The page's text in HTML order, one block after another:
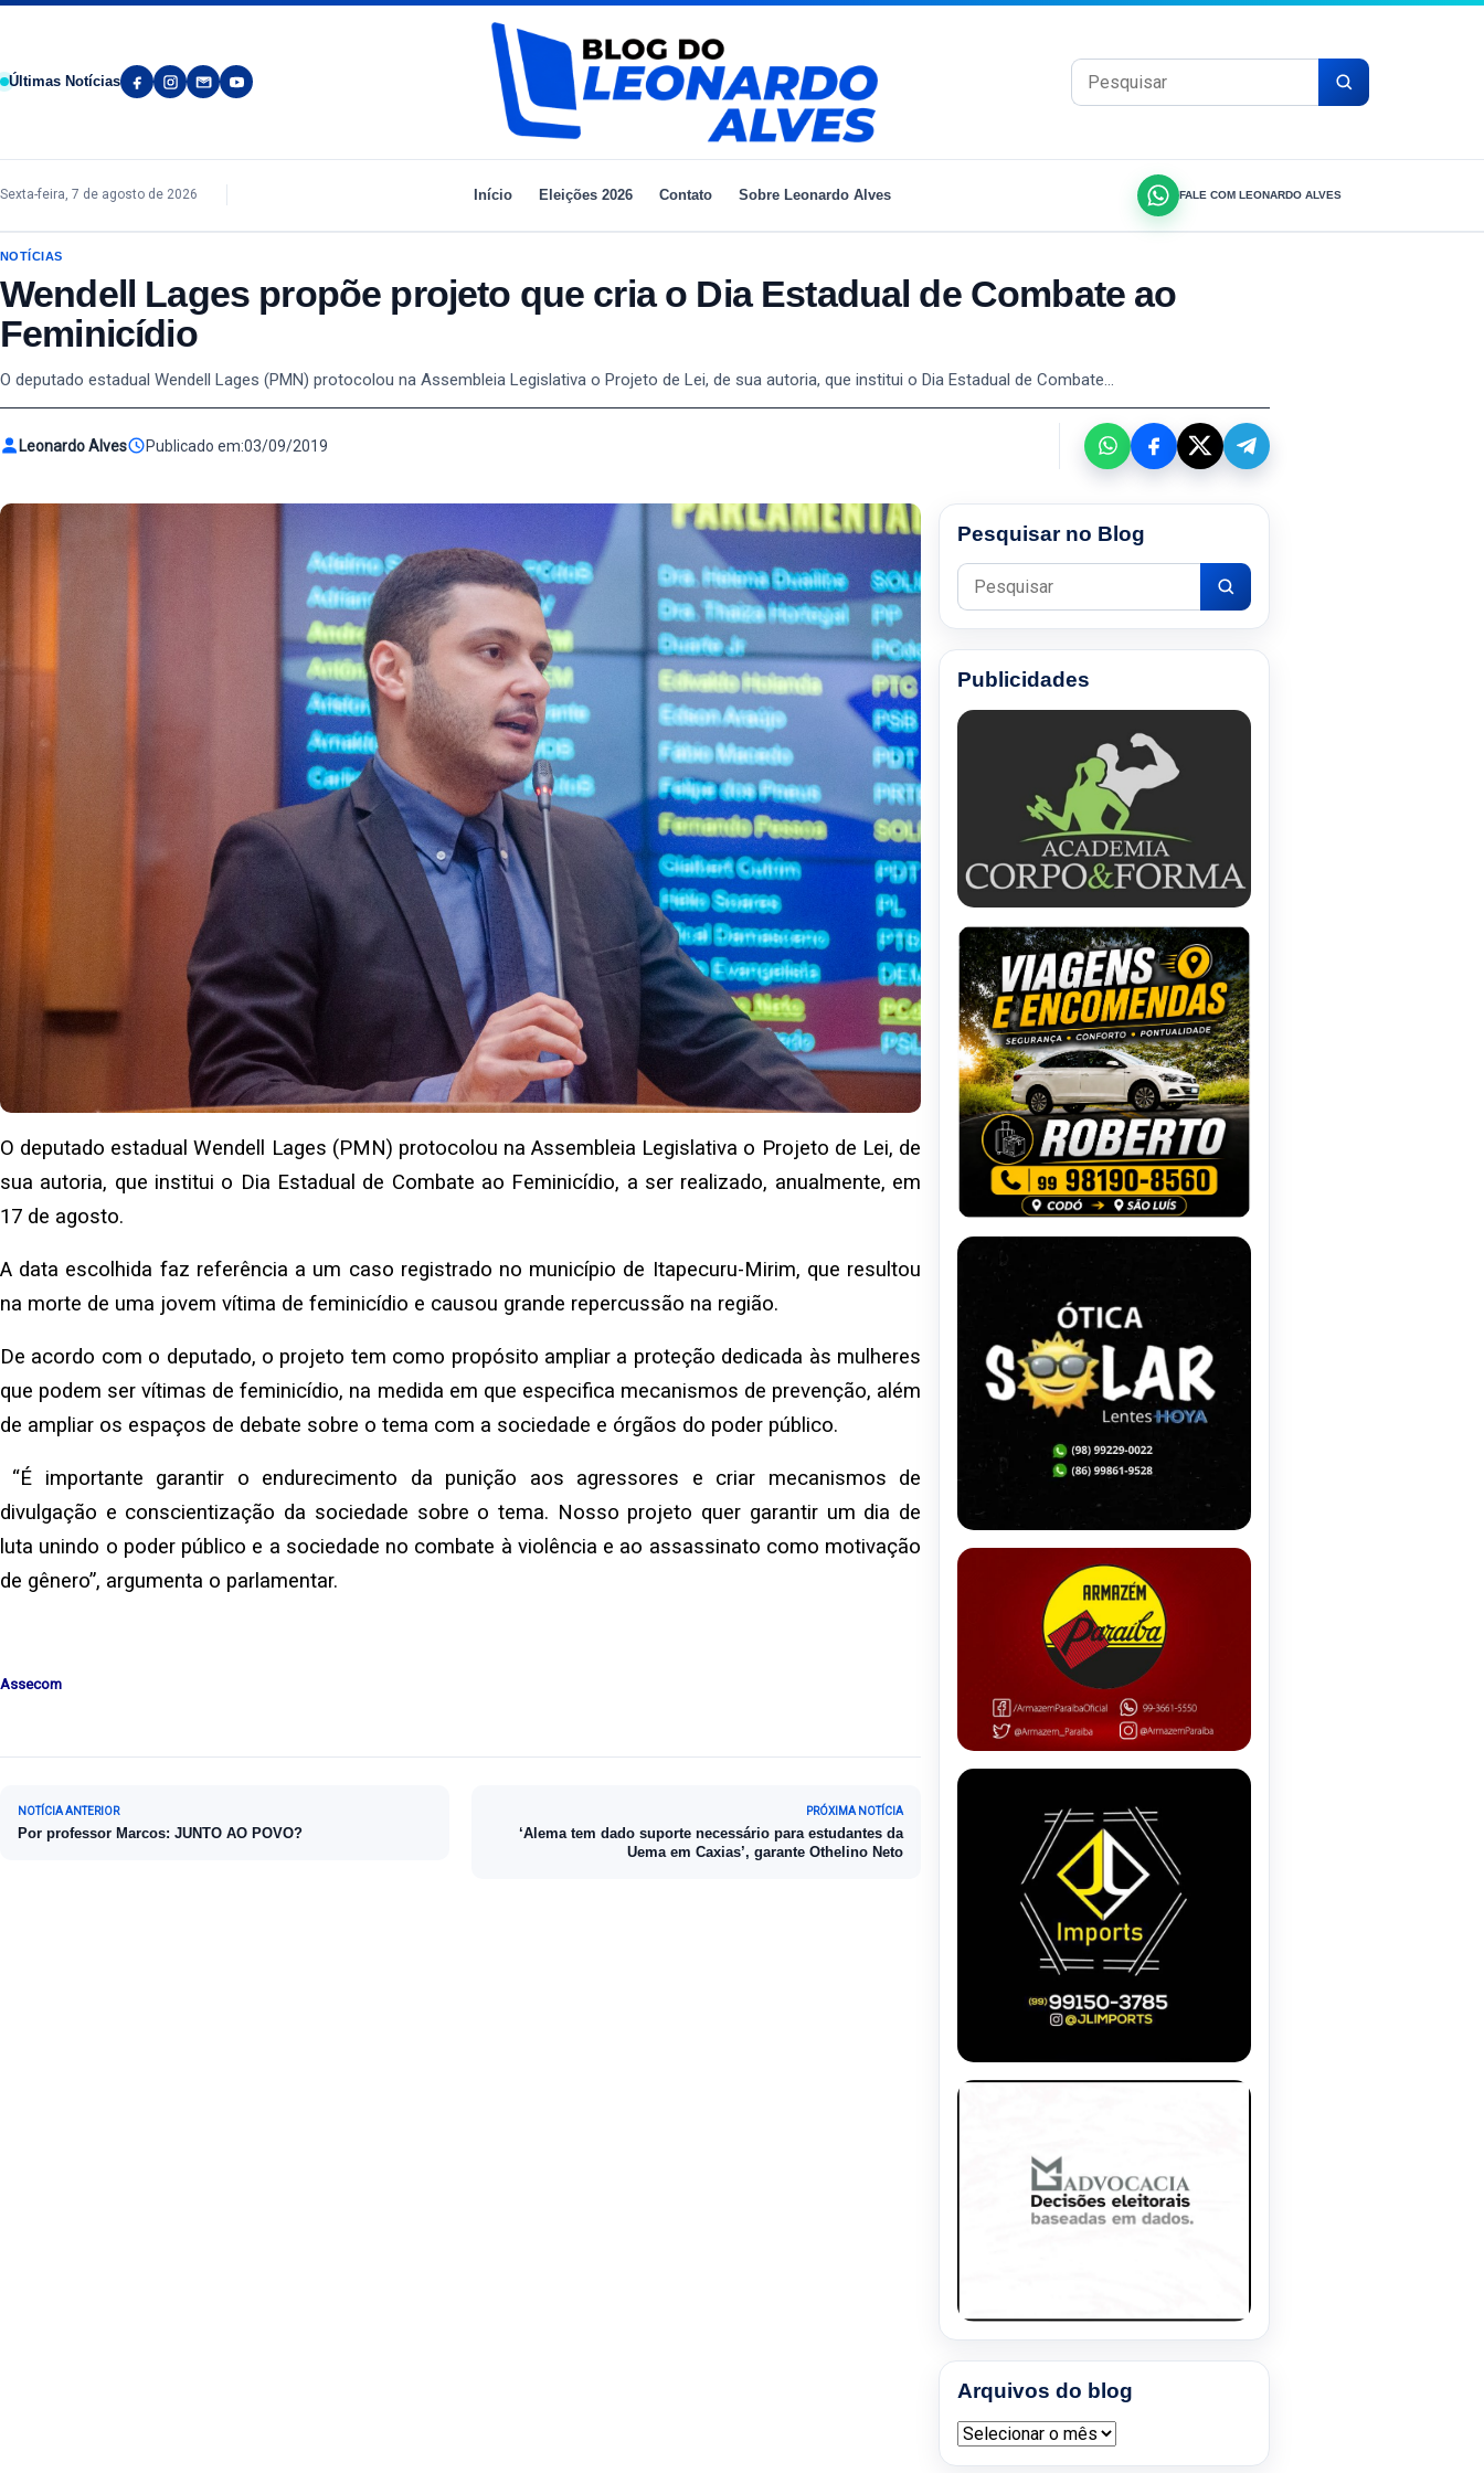
Pular para o conteúdo
Últimas Notícias Pesquisar por:
Sexta-feira, 7 de agosto de 2026 Início Eleições 2026 Contato Sobre Leonardo Alves FALE COM LEONARDO ALVES
NOTÍCIAS
Wendell Lages propõe projeto que cria o Dia Estadual de Combate ao
Feminicídio
O deputado estadual Wendell Lages (PMN) protocolou na Assembleia Legislativa o Projeto de Lei, de sua autoria, que institui o Dia Estadual de Combate…
Leonardo Alves Publicado em:03/09/2019
O deputado estadual Wendell Lages (PMN) protocolou na Assembleia Legislativa o Projeto de Lei, de
sua autoria, que institui o Dia Estadual de Combate ao Feminicídio, a ser realizado, anualmente, em
17 de agosto.
A data escolhida faz referência a um caso registrado no município de Itapecuru-Mirim, que resultou
na morte de uma jovem vítima de feminicídio e causou grande repercussão na região.
De acordo com o deputado, o projeto tem como propósito ampliar a proteção dedicada às mulheres
que podem ser vítimas de feminicídio, na medida em que especifica mecanismos de prevenção, além
de ampliar os espaços de debate sobre o tema com a sociedade e órgãos do poder público.
“É importante garantir o endurecimento da punição aos agressores e criar mecanismos de
divulgação e conscientização da sociedade sobre o tema. Nosso projeto quer garantir um dia de
luta unindo o poder público e a sociedade no combate à violência e ao assassinato como motivação
de gênero”, argumenta o parlamentar.
Assecom
Navegação de Post
NOTÍCIA ANTERIOR
Por professor Marcos: JUNTO AO POVO?
PRÓXIMA NOTÍCIA
‘Alema tem dado suporte necessário para estudantes da
Uema em Caxias’, garante Othelino Neto
Pesquisar no Blog
Pesquisar por:
Publicidades
Arquivos do blog
Arquivos do blog